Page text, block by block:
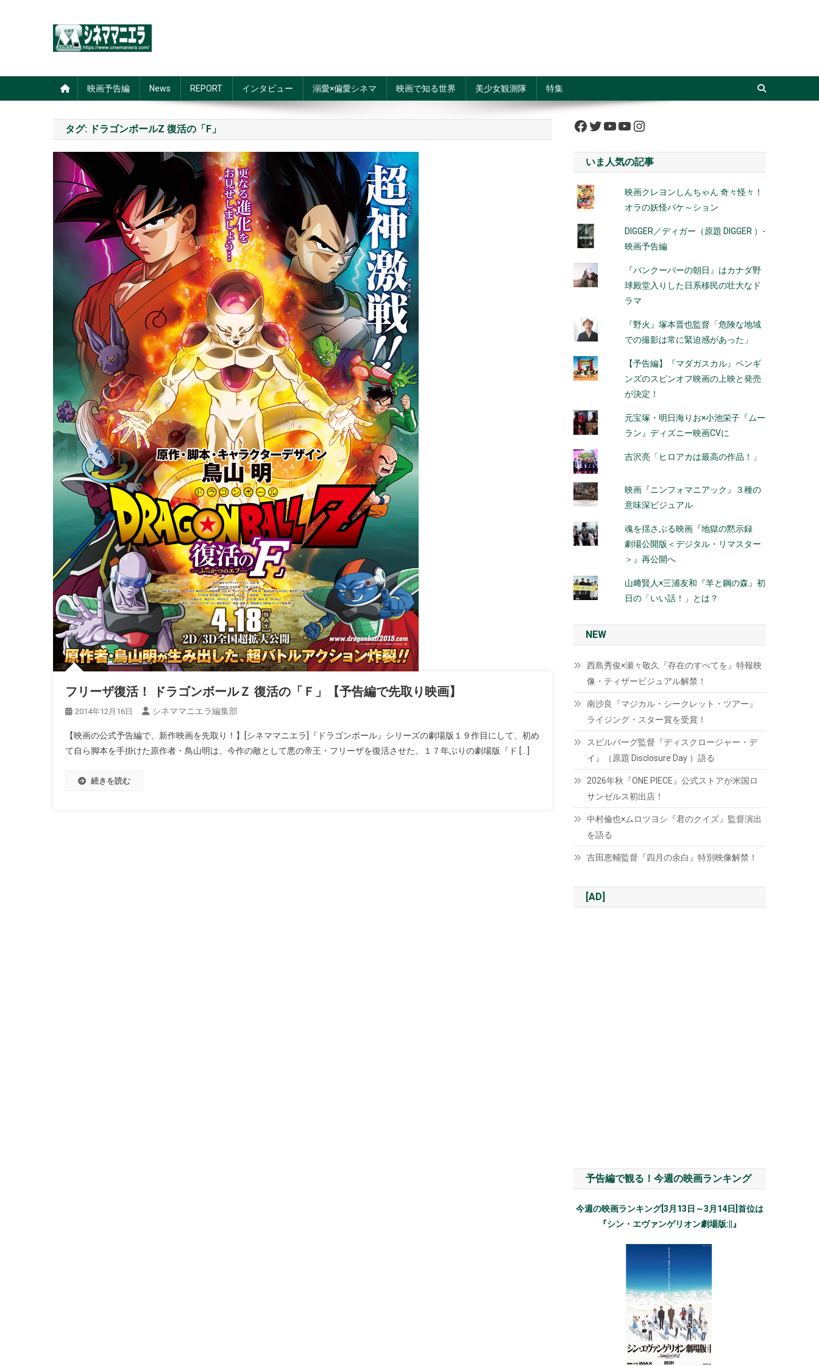
映画予告編 News REPORT インタビュー 溺愛×偏愛シネマ 映画で知る世界 美少女観測隊 特集
タグ: ドラゴンボールZ 復活の「F」
フリーザ復活！ ドラゴンボールＺ 復活の「Ｆ」【予告編で先取り映画】
2014年12月16日 シネママニエラ編集部
【映画の公式予告編で、新作映画を先取り！】[シネママニエラ]『ドラゴンボール』シリーズの劇場版１９作目にして、初め
て自ら脚本を手掛けた原作者・鳥山明は、今作の敵として悪の帝王・フリーザを復活させた。１７年ぶりの劇場版『ド […]
続きを読む
Facebook
Twitter
YouTube
YouTube
Instagram
いま人気の記事
映画クレヨンしんちゃん 奇々怪々！
オラの妖怪バケ～ション
DIGGER／ディガー（原題 DIGGER ）-
映画予告編
『バンクーバーの朝日』はカナダ野
球殿堂入りした日系移民の壮大なド
ラマ
『野火』塚本晋也監督「危険な地域
での撮影は常に緊迫感があった」
【予告編】『マダガスカル』ペンギ
ンズのスピンオフ映画の上映と発売
が決定！
元宝塚・明日海りお×小池栄子『ムー
ラン』ディズニー映画CVに
吉沢亮「ヒロアカは最高の作品！」
映画『ニンフォマニアック』３種の
意味深ビジュアル
魂を揺さぶる映画『地獄の黙示録
劇場公開版＜デジタル・リマスター
＞』再公開へ
山﨑賢人×三浦友和『羊と鋼の森』初
日の「いい話！」とは？
NEW
西島秀俊×瀬々敬久『存在のすべてを』特報映
像・ティザービジュアル解禁！
南沙良『マジカル・シークレット・ツアー』
ライジング・スター賞を受賞！
スピルバーグ監督『ディスクロージャー・デ
イ』（原題 Disclosure Day ）語る
2026年秋『ONE PIECE』公式ストアが米国ロ
サンゼルス初出店！
中村倫也×ムロツヨシ『君のクイズ』監督演出
を語る
吉田恵輔監督『四月の余白』特別映像解禁！
[AD]
予告編で観る！今週の映画ランキング
今週の映画ランキング[3月13日～3月14日]首位は
『シン・エヴァンゲリオン劇場版:||』